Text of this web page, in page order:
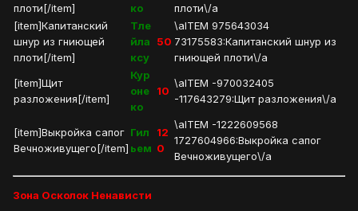
плоти[/item]
ко
плоти\/a
[item]Капитанский
шнур из гниющей
плоти[/item]
Тле
йла
ксу
50
\aITEM 975643034
73175583:Капитанский шнур из
гниющей плоти\/a
[item]Щит
разложения[/item]
Кур
оне
ко
10
\aITEM -970032405
-117643279:Щит разложения\/a
[item]Выкройка сапог
Вечноживущего[/item]
Гил
ьем
12
0
\aITEM -1222609568
1727604966:Выкройка сапог
Вечноживущего\/a
Зона Осколок Ненависти